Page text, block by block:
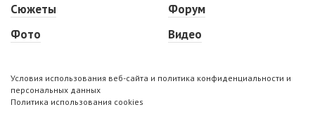
Сюжеты
Фото
Форум
Видео
Условия использования веб-сайта и политика конфиденциальности и
персональных данных
Политика использования cookies